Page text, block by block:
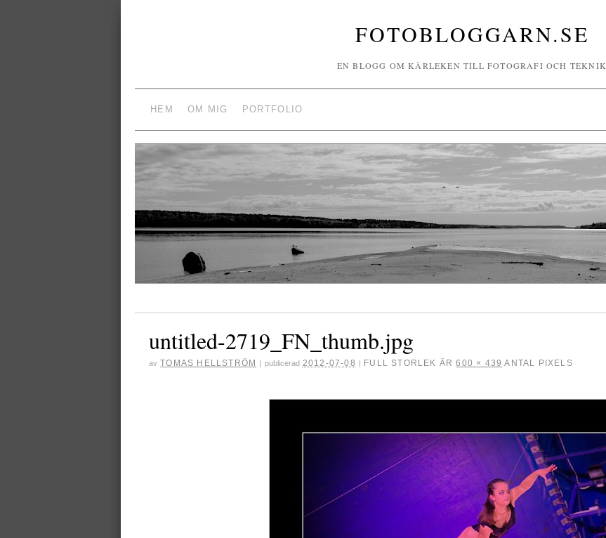
FOTOBLOGGARN.SE
EN BLOGG OM KÄRLEKEN TILL FOTOGRAFI OCH TEKNIK
HEM OM MIG PORTFOLIO
untitled-2719_FN_thumb.jpg
av TOMAS HELLSTRÖM | publicerad 2012-07-08 | FULL STORLEK ÄR600 × 439 ANTAL PIXELS